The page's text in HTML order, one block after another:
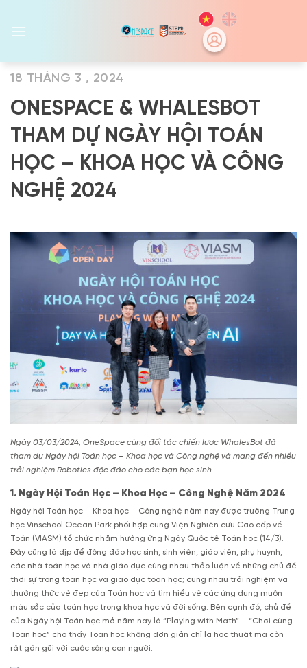
content
18 THÁNG 3 , 2024
ONESPACE & WHALESBOT
THAM DỰ NGÀY HỘI TOÁN
HỌC – KHOA HỌC VÀ CÔNG
NGHỆ 2024
Ngày 03/03/2024, OneSpace cùng đối tác chiến lược WhalesBot đã
tham dự Ngày hội Toán học – Khoa học và Công nghệ và mang đến nhiều
trải nghiệm Robotics độc đáo cho các bạn học sinh.
1. Ngày Hội Toán Học – Khoa Học – Công Nghệ Năm 2024
Ngày hội Toán học – Khoa học – Công nghệ năm nay được trường Trung
học Vinschool Ocean Park phối hợp cùng Viện Nghiên cứu Cao cấp về
Toán (VIASM) tổ chức nhằm hưởng ứng Ngày Quốc tế Toán học (14/3).
Đây cũng là dịp để đông đảo học sinh, sinh viên, giáo viên, phụ huynh,
các nhà toán học và nhà giáo dục cùng nhau thảo luận về những chủ đề
thời sự trong toán học và giáo dục toán học; cùng nhau trải nghiệm và
thưởng thức vẻ đẹp của Toán học và tìm hiểu về các ứng dụng muôn
màu sắc của toán học trong khoa học và đời sống. Bên cạnh đó, chủ đề
của Ngày hội Toán học mở năm nay là “Playing with Math” – “Chơi cùng
Toán học” cho thấy Toán học không đơn giản chỉ là học thuật mà còn
rất gần gũi với cuộc sống con người.